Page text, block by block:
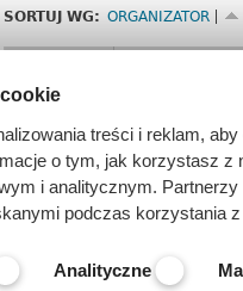
SORTUJ WG: ORGANIZATOR
12658560
godz. 15:00
treści i reklam,
o tym, jak korzystasz z
i analitycznym.
podczas korzystania z
Analityczne